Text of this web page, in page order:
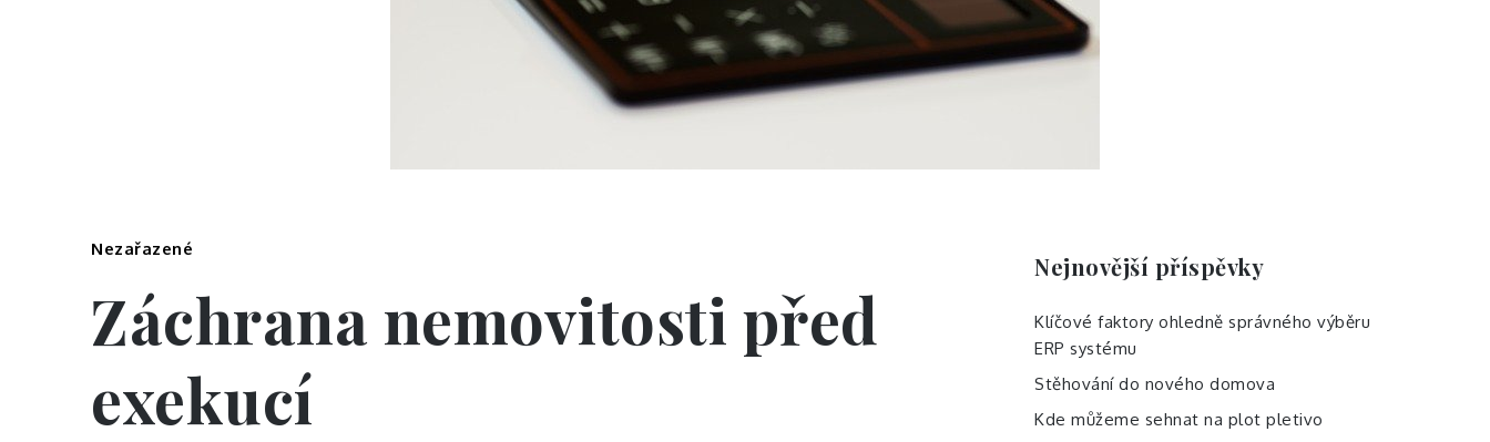
Nezařazené
Záchrana nemovitosti před
exekucí
Nejnovější příspěvky
Klíčové faktory ohledně správného výběru
ERP systému
Stěhování do nového domova
Kde můžeme sehnat na plot pletivo